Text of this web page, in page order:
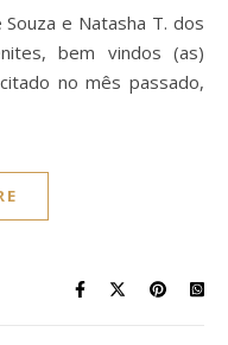
e Natasha T. dos
bem vindos (as)
no mês passado,